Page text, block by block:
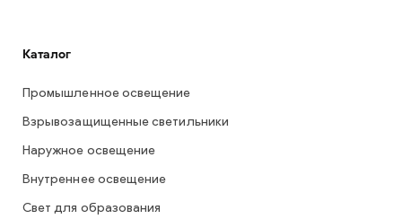
Каталог
Промышленное освещение
Взрывозащищенные светильники
Наружное освещение
Внутреннее освещение
Свет для образования